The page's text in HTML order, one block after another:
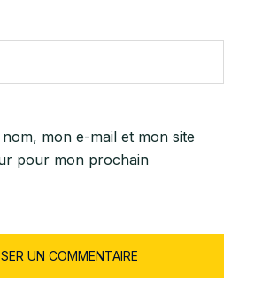
mon e-mail et mon site
pour mon prochain